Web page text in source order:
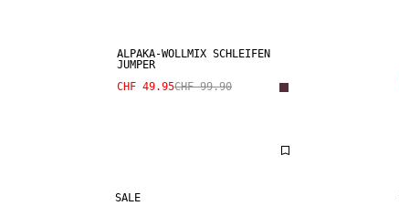
ALPAKA-WOLLMIX SCHLEIFEN
JUMPER
CHF 49.95CHF 99.90
SALE